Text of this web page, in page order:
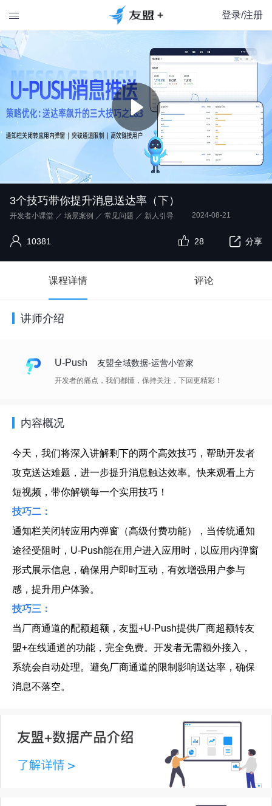
 登录/注册
3个技巧带你提升消息送达率（下）
开发者小课堂 ／ 场景案例 ／ 常见问题 ／ 新人引导 2024-08-21
10381 分享
28
课程详情 评论
讲师介绍
U-Push 友盟全域数据-运营小管家
开发者的痛点，我们都懂，保持关注，下回更精彩！
内容概况
今天，我们将深入讲解剩下的两个高效技巧，帮助开发者
攻克送达难题，进一步提升消息触达效率。快来观看上方
短视频，带你解锁每一个实用技巧！
技巧二：
通知栏关闭转应用内弹窗（高级付费功能），当传统通知
途径受阻时，U-Push能在用户进入应用时，以应用内弹窗
形式展示信息，确保用户即时互动，有效增强用户参与
感，提升用户体验。
技巧三：
当厂商通道的配额超额，友盟+U-Push提供厂商超额转友
盟+在线通道的功能，完全免费。开发者无需额外接入，
系统会自动处理。避免厂商通道的限制影响送达率，确保
消息不落空。